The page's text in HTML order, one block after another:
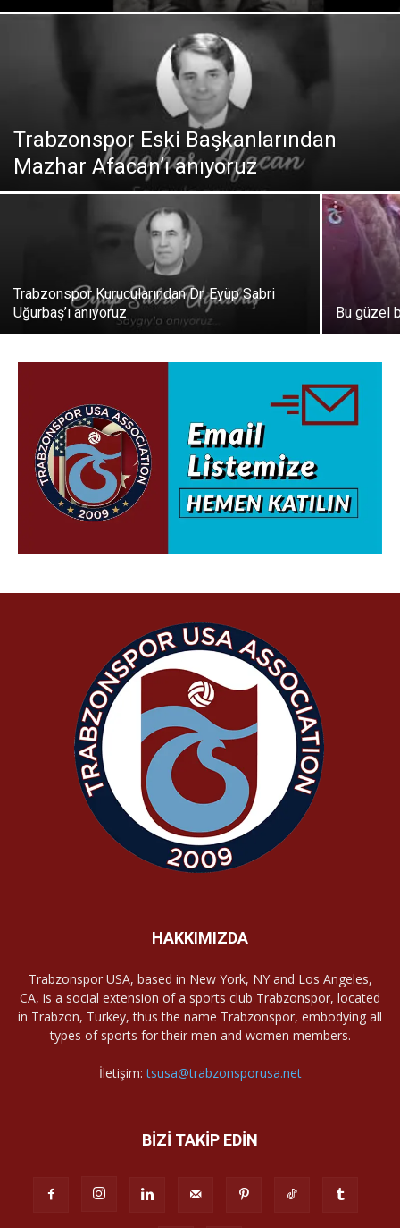
Trabzonspor Eski Başkanlarından
Mazhar Afacan’ı anıyoruz
Trabzonspor Kurucularından Dr. Eyüp Sabri
Uğurbaş’ı anıyoruz
Bu güzel
HAKKIMIZDA
Trabzonspor USA, based in New York, NY and Los Angeles,
CA, is a social extension of a sports club Trabzonspor, located
in Trabzon, Turkey, thus the name Trabzonspor, embodying all
types of sports for their men and women members.
İletişim:tsusa@trabzonsporusa.net
BİZİ TAKİP EDİN